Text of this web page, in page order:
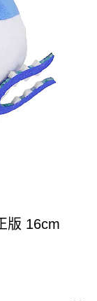
版 16cm